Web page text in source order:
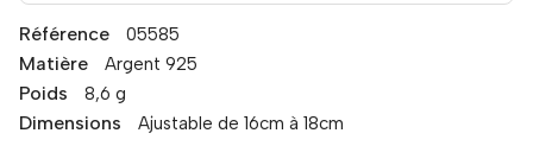
Référence 05585
Matière Argent 925
Poids 8,6 g
Dimensions Ajustable de 16cm à 18cm